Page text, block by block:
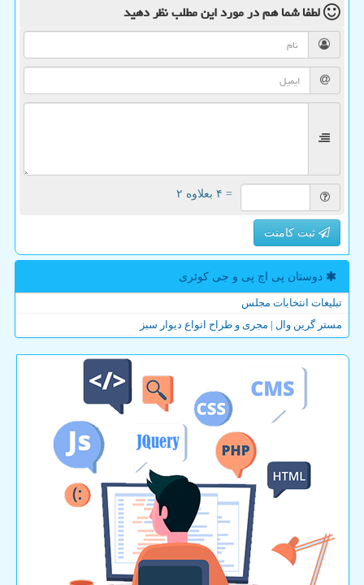
لطفا شما همدر مورد این مطلبنظر دهید
= ۴ بعلاوه ۲
ثبت کامنت
دوستان پی اچ پی و جی كوئری
تبلیغات انتخابات مجلس
مستر گرین وال | مجری و طراح انواع دیوار سبز